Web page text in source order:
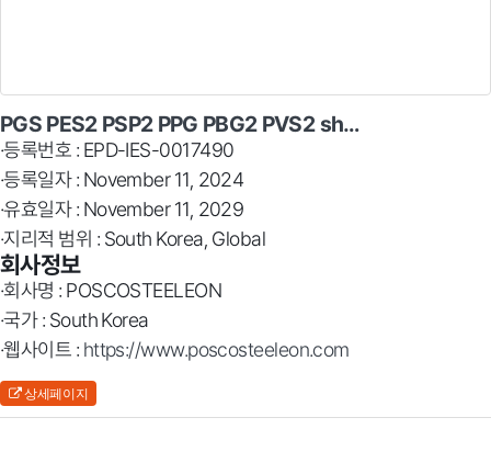
PGS PES2 PSP2 PPG PBG2 PVS2 sh…
·등록번호 : EPD-IES-0017490
·등록일자 : November 11, 2024
·유효일자 : November 11, 2029
·지리적 범위 : South Korea, Global
회사정보
·회사명 : POSCOSTEELEON
·국가 : South Korea
·웹사이트 : https://www.poscosteeleon.com
상세페이지